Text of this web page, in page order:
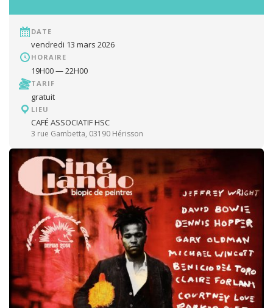
DATE
vendredi 13 mars 2026
HORAIRE
19H00 — 22H00
TARIF
gratuit
LIEU
CAFÉ ASSOCIATIF HSC
3 rue Gambetta, 03190 Hérisson